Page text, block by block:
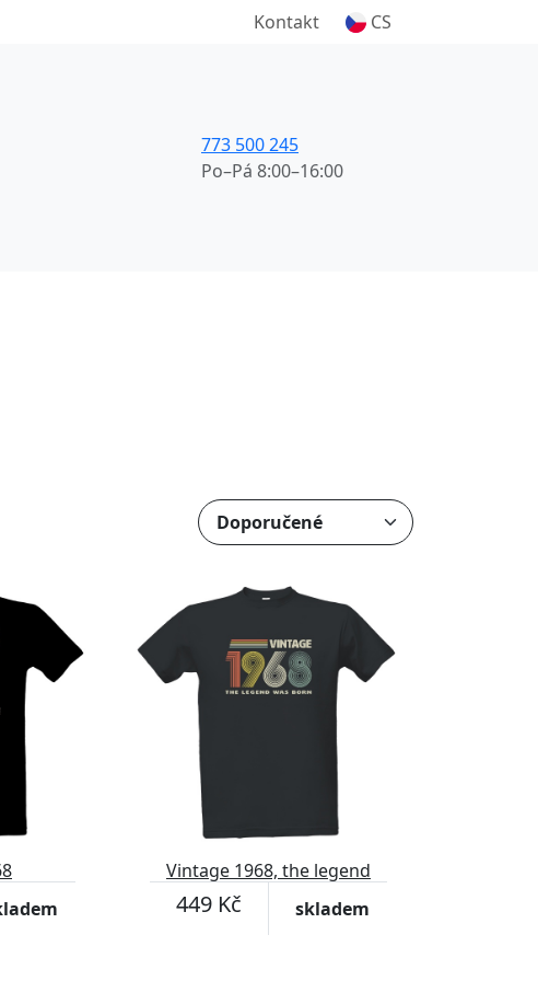
Kontakt CS
773 500 245
Po–Pá 8:00–16:00
Vintage 1968, the legend
was born
449 Kč skladem